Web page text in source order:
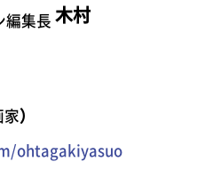
編集長 木村
家）
ohtagakiyasuo